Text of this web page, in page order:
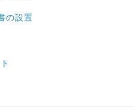
の設置